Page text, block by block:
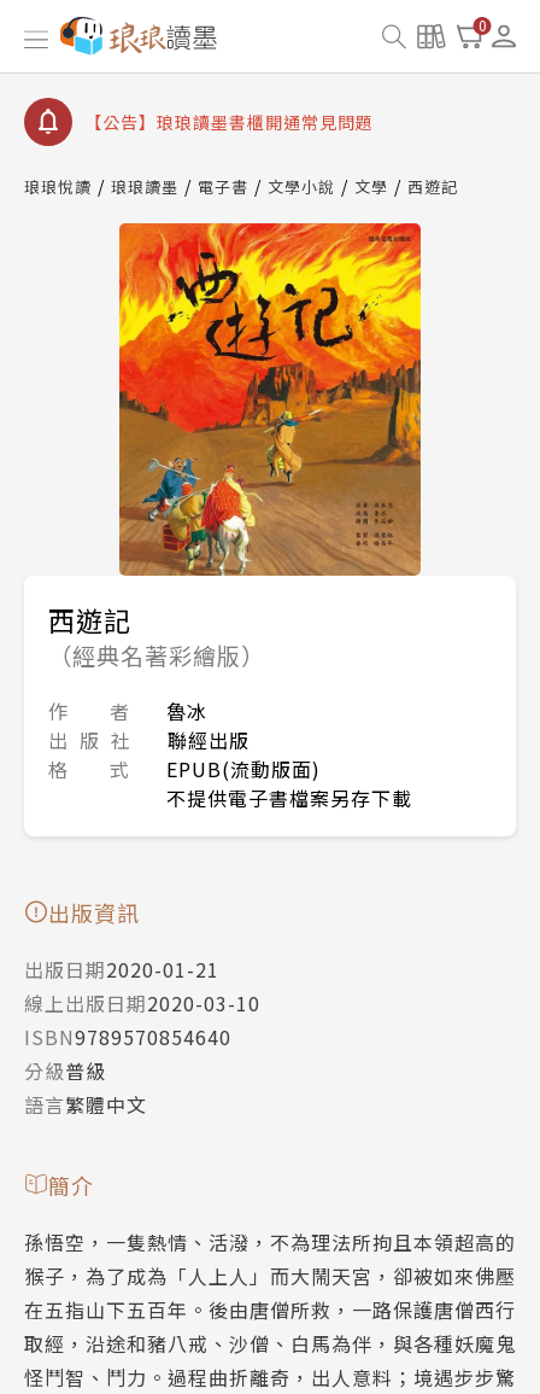
0
【公告】琅琅讀墨數位閱讀資產合併與書櫃開通申請
【公告】琅琅讀墨書櫃開通常見問題
【公告】琅琅讀墨 3 分鐘完成書櫃開通與資產合併申
查詢
【公告】琅琅讀墨數位閱讀資產合併與書櫃開通申請
琅琅悅讀 琅琅讀墨 電子書 文學小說 文學 西遊記
西遊記
（經典名著彩繪版）
作 者
魯冰
出 版 社
聯經出版
格 式
EPUB(流動版面)
不提供電子書檔案另存下載
出版資訊
出版日期2020-01-21
線上出版日期2020-03-10
ISBN9789570854640
分級普級
語言繁體中文
簡介
孫悟空，一隻熱情、活潑，不為理法所拘且本領超高的
猴子，為了成為「人上人」而大鬧天宮，卻被如來佛壓
在五指山下五百年。後由唐僧所救，一路保護唐僧西行
取經，沿途和豬八戒、沙僧、白馬為伴，與各種妖魔鬼
怪鬥智、鬥力。過程曲折離奇，出人意料；境遇步步驚